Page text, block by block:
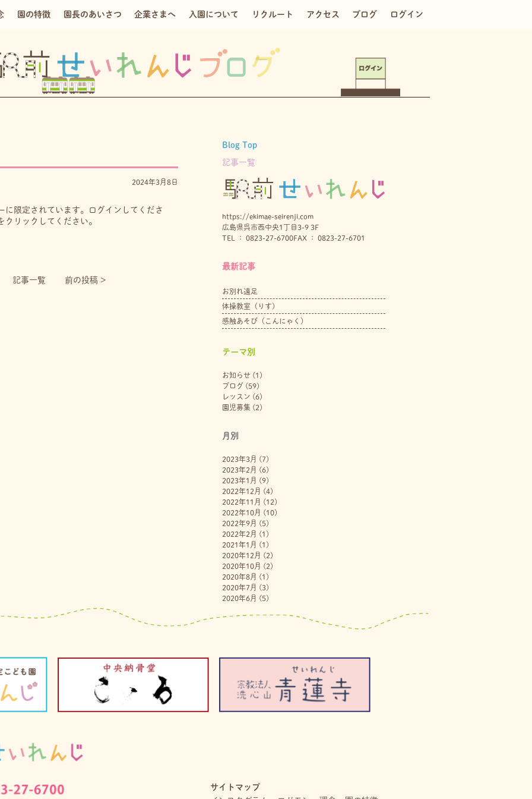
園の特徴 園長のあいさつ 企業さまへ 入園について リクルート アクセス ブログ ログイン
2024年3月8日
に限定されています。ログインしてくださ
クリックしてください。
記事一覧 前の投稿 >
Blog Top
記事一覧
https://ekimae-seirenji.com
広島県呉市西中央1丁目3-9 3F
TEL ： 0823-27-6700FAX ： 0823-27-6701
最新記事
お別れ遠足
体操教室（りす）
感触あそび（こんにゃく）
テーマ別
お知らせ(1)
ブログ(59)
レッスン (6)
園児募集 (2)
月別
2023年3月 (7)
2023年2月 (6)
2023年1月 (9)
2022年12月 (4)
2022年11月 (12)
2022年10月 (10)
2022年9月 (5)
2022年2月 (1)
2021年1月 (1)
2020年12月 (2)
2020年10月 (2)
2020年8月 (1)
2020年7月 (3)
2020年6月 (5)
サイトマップ